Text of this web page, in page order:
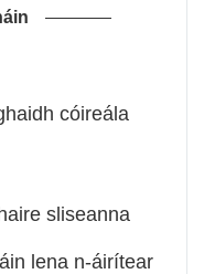
cóireála
sliseanna
lena n-áirítear